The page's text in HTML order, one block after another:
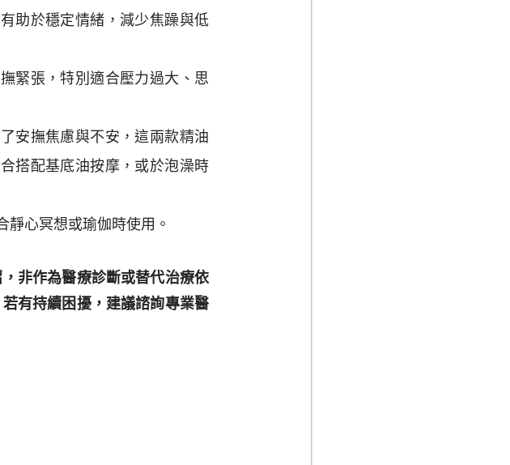
助於穩定情緒，減少焦躁與低
緊張，特別適合壓力過大、思
安撫焦慮與不安，這兩款精油
搭配基底油按摩，或於泡澡時
靜心冥想或瑜伽時使用。
非作為醫療診斷或替代治療依
有持續困擾，建議諮詢專業醫